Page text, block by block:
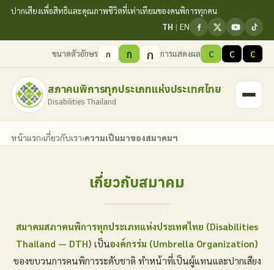
ปากเสียงเพื่อสิทธิและคุณภาพชีวิตที่เท่าเทียมของคนพิการทุกคน
TH | EN
ขนาดตัวอักษร ก ก ก การแสดงผล C C C
สภาคนพิการทุกประเภทแห่งประเทศไทย
Disabilities Thailand
หน้าแรก›เกี่ยวกับเรา›ความเป็นมาของสมาคมฯ
เกี่ยวกับสมาคม
สมาคมสภาคนพิการทุกประเภทแห่งประเทศไทย (Disabilities
Thailand — DTH) เป็นองค์กรร่ม (Umbrella Organization)
ของขบวนการคนพิการระดับชาติ ทำหน้าที่เป็นผู้แทนและปากเสียง